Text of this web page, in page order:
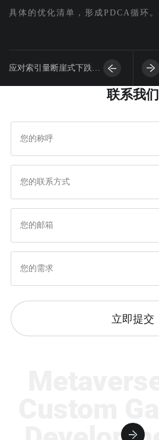
具体的优化清单，形成PDCA循环。
应对索引量断崖式下跌：
与优化指南
联系我们
立即提交